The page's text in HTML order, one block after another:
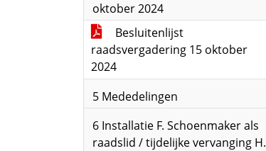
oktober 2024
Besluitenlijst
raadsvergadering 15 oktober
2024
5 Mededelingen
6 Installatie F. Schoenmaker als
raadslid / tijdelijke vervanging H.